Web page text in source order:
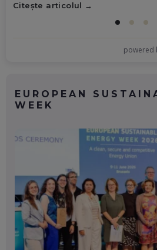
Citește articolul
powered
EUROPEAN
WEEK